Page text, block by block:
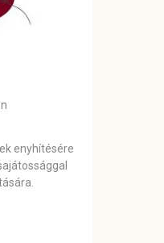
enyhítésére